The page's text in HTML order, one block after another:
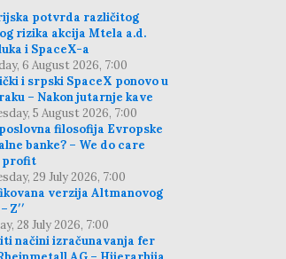
potvrda različitog
rizika akcija Mtela a.d.
i SpaceX-a
6 August 2026, 7:00
i srpski SpaceX ponovo u
– Nakon jutarnje kave
5 August 2026, 7:00
filosofija Evropske
banke? – We do care
profit
29 July 2026, 7:00
verzija Altmanovog
Z′′
28 July 2026, 7:00
načini izračunavanja fer